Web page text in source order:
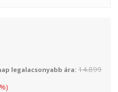
legalacsonyabb ára: 14.899
%)